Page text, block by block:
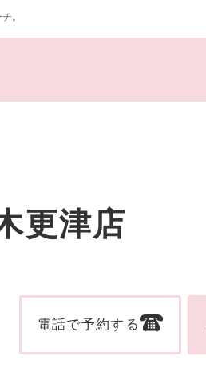
。
更津店
電話で予約する